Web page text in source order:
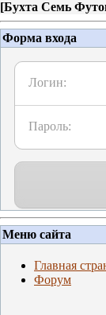
[Бухта Семь
Форма входа
Логин:
Пароль:
Меню сайта
Главная
Форум